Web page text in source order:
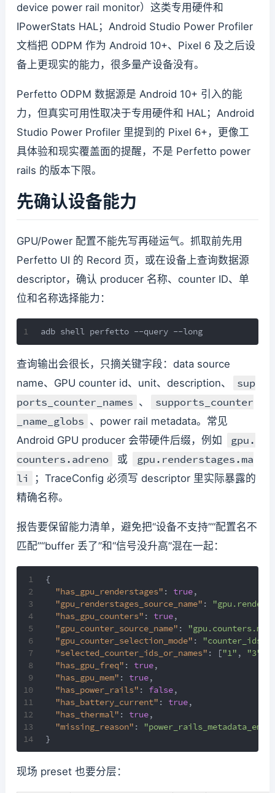
device power rail monitor）这类专用硬件和
IPowerStats HAL；Android Studio Power Profiler
文档把 ODPM 作为 Android 10+、Pixel 6 及之后设
备上更现实的能力，很多量产设备没有。
Perfetto ODPM 数据源是 Android 10+ 引入的能
力，但真实可用性取决于专用硬件和 HAL；Android
Studio Power Profiler 里提到的 Pixel 6+，更像工
具体验和现实覆盖面的提醒，不是 Perfetto power
rails 的版本下限。
先确认设备能力
GPU/Power 配置不能先写再碰运气。抓取前先用
Perfetto UI 的 Record 页，或在设备上查询数据源
descriptor，确认 producer 名称、counter ID、单
位和名称选择能力：
1 adb shell perfetto --query --long
查询输出会很长，只摘关键字段：data source
name、GPU counter id、unit、description、
sup
ports_counter_names 、
supports_counter
_name_globs 、power rail metadata。常见
Android GPU producer 会带硬件后缀，例如
gpu.
counters.adreno
或
gpu.renderstages.ma
li
；TraceConfig 必须写 descriptor 里实际暴露的
精确名称。
报告要保留能力清单，避免把“设备不支持”“配置名不
匹配”“buffer 丢了”和“信号没升高”混在一起：
1
2
3
4
5
6
7
8
9
10
11
12
13
14
{
"has_gpu_renderstages" : true,
"gpu_renderstages_source_name" :
"has_gpu_counters" : true,
"gpu_counter_source_name" :
"gpu_counter_selection_mode" : "counter_ids"
"selected_counter_ids_or_names" : ["1" , "3"
"has_gpu_freq" : true,
"has_gpu_mem" : true,
"has_power_rails" : false,
"has_battery_current" : true,
"has_thermal" : true,
"missing_reason" :
}
现场 preset 也要分层：